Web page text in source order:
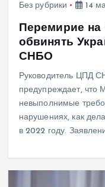
Без рубрики 14
Перемирие
обвинять
СНБО
Руководитель ЦПД
предупреждает, что
невыполнимые
нарушениях, как
в 2022 году.